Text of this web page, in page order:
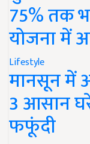
75% तक
योजना में
Lifestyle
मानसून में
3 आसान
फफूंदी